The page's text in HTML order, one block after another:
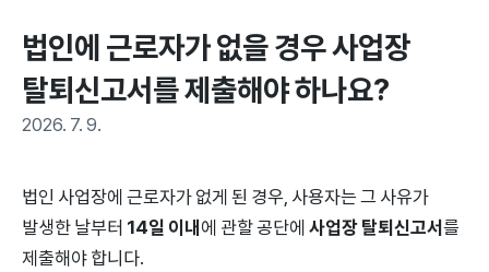
법인에 근로자가 없을 경우 사업장
탈퇴신고서를 제출해야 하나요?
2026. 7. 9.
법인 사업장에 근로자가 없게 된 경우, 사용자는 그 사유가
발생한 날부터 14일 이내에 관할 공단에사업장 탈퇴신고서를
제출해야 합니다.